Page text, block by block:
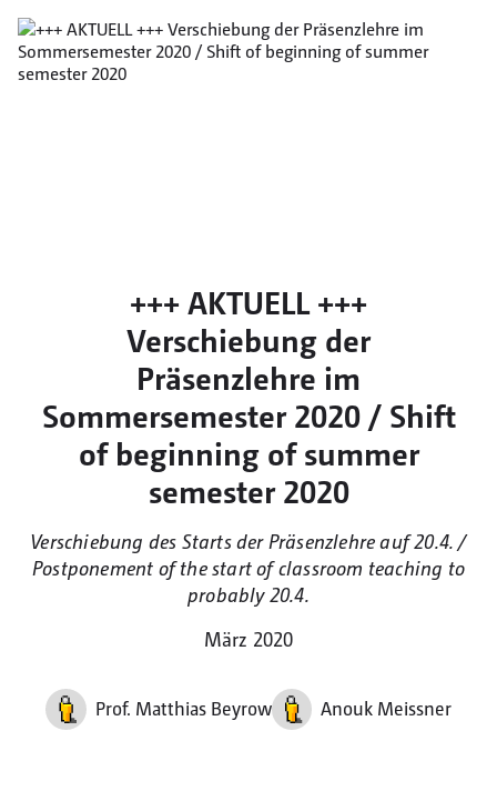
+++ AKTUELL +++
Verschiebung der
Präsenzlehre im
Sommersemester 2020 / Shift
of beginning of summer
semester 2020
Verschiebung des Starts der Präsenzlehre auf 20.4. /
Postponement of the start of classroom teaching to
probably 20.4.
März 2020
Prof. Matthias Beyrow Anouk Meissner